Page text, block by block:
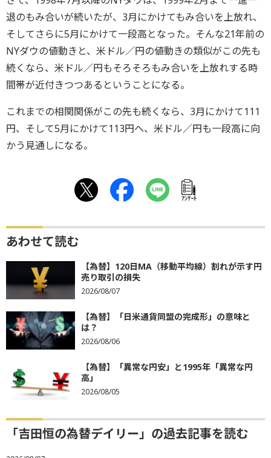
退のもみ合いが続いたが、3月にかけてもみ合いを上放れ、
そしてさらに5月にかけて一段高となった。そんな21年前の
NYダウの値動きと、米ドル／円の値動きの類似がこの先も
続くなら、米ドル／円もそろそろもみ合いを上放れする時
間帯が近付きつつあるということになる。
これまでの相関関係がこの先も続くなら、3月にかけて111
円、そして5月にかけて113円へ、米ドル／円も一段高に向
かう見通しになる。
ｱﾝｹｰﾄ
あわせて読む
【為替】120日MA（移動平均線）割れが示す円
売り取引の損失
2026/08/07
【為替】「日米通貨同盟の完成形」の意味と
は？
2026/08/06
【為替】「異常な円安」と1995年「異常な円
高」
2026/08/05
「吉田恒の為替デイリー」の過去記事を読む